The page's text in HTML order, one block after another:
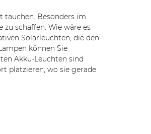
tauchen. Besonders im
schaffen. Wie wäre es
Solarleuchten, die den
können Sie
Akku-Leuchten sind
platzieren, wo sie gerade